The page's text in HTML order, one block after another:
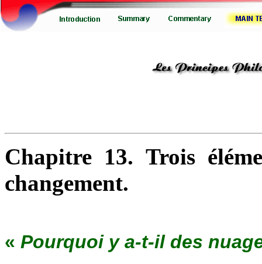
Chapitre 13. Trois
changement.
« Pourquoi y a-t-il des